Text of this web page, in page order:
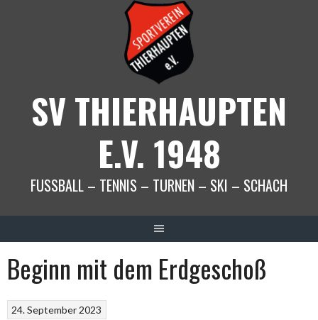
SV THIERHAUPTEN
E.V. 1948
FUSSBALL – TENNIS – TURNEN – SKI – SCHACH
Beginn mit dem Erdgeschoß
24. September 2023